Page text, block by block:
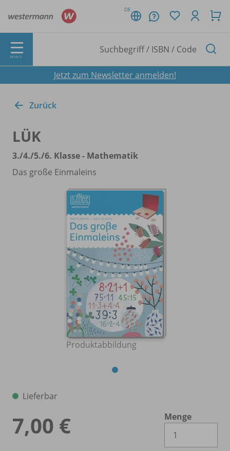
DE
MENÜ
Jetzt zum Newsletter anmelden!
Zurück
LÜK
3./4./5./6. Klasse - Mathematik
Das große Einmaleins
Produktabbildung
Lieferbar
7,00 €
Menge